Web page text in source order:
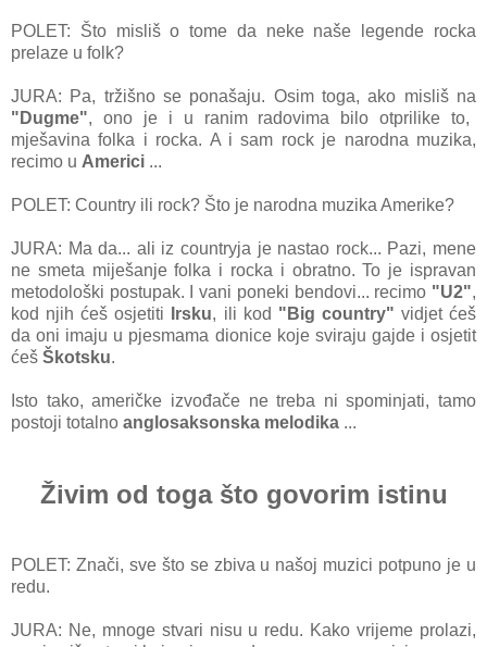
POLET: Što misliš o tome da neke naše legende rocka
prelaze u folk?
JURA: Pa, tržišno se ponašaju. Osim toga, ako misliš na
"Dugme", ono je i u ranim radovima bilo otprilike to,
mješavina folka i rocka. A i sam rock je narodna muzika,
recimo u Americi ...
POLET: Country ili rock? Što je narodna muzika Amerike?
JURA: Ma da... ali iz countryja je nastao rock... Pazi, mene
ne smeta miješanje folka i rocka i obratno. To je ispravan
metodološki postupak. I vani poneki bendovi... recimo "U2",
kod njih ćeš osjetiti
Irsku, ili kod "Big country" vidjet ćeš
da oni imaju u pjesmama dionice koje sviraju gajde i osjetit
ćeš Škotsku.
Isto tako, američke izvođače ne treba ni spominjati, tamo
postoji totalno anglosaksonska melodika ...
Živim od toga što govorim istinu
POLET: Znači, sve što se zbiva u našoj muzici potpuno je u
redu.
JURA: Ne, mnoge stvari nisu u redu. Kako vrijeme prolazi,